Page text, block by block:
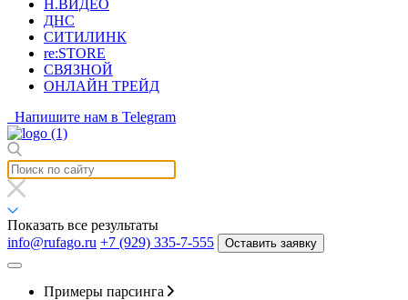
Н.ВИДЕО
ДНС
СИТИЛИНК
re:STORE
СВЯЗНОЙ
ОНЛАЙН ТРЕЙД
Напишите нам в Telegram
Показать все результаты
info@rufago.ru +7 (929) 335-7-555 Оставить заявку
Примеры парсинга